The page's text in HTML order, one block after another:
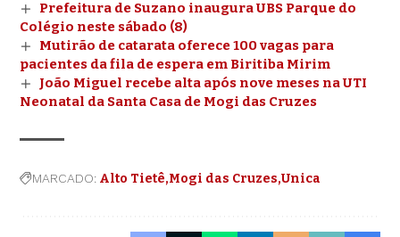
Prefeitura de Suzano inaugura UBS Parque do
Colégio neste sábado (8)
Mutirão de catarata oferece 100 vagas para
pacientes da fila de espera em Biritiba Mirim
João Miguel recebe alta após nove meses na UTI
Neonatal da Santa Casa de Mogi das Cruzes
MARCADO: Alto Tietê Mogi das Cruzes Unica